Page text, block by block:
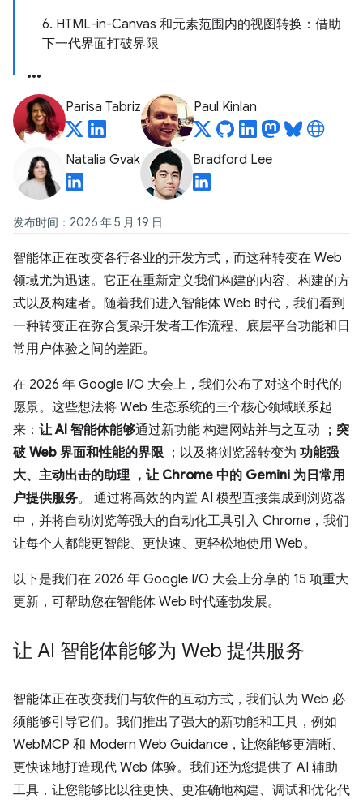
6. HTML-in-Canvas 和元素范围内的视图转换：借助
下一代界面打破界限
Parisa Tabriz Paul Kinlan
Natalia Gvak Bradford Lee
发布时间：2026 年 5 月 19 日
智能体正在改变各行各业的开发方式，而这种转变在 Web
领域尤为迅速。它正在重新定义我们构建的内容、构建的方
式以及构建者。随着我们进入智能体 Web 时代，我们看到
一种转变正在弥合复杂开发者工作流程、底层平台功能和日
常用户体验之间的差距。
在 2026 年 Google I/O 大会上，我们公布了对这个时代的
愿景。这些想法将 Web 生态系统的三个核心领域联系起
来： 让 AI 智能体能够通过新功能 构建网站并与之互动 ；突
破 Web 界面和性能的界限；以及将浏览器转变为 功能强
大、主动出击的助理 ，让 Chrome 中的 Gemini 为日常用
户提供服务。 通过将高效的内置 AI 模型直接集成到浏览器
中，并将自动浏览等强大的自动化工具引入 Chrome，我们
让每个人都能更智能、更快速、更轻松地使用 Web。
以下是我们在 2026 年 Google I/O 大会上分享的 15 项重大
更新，可帮助您在智能体 Web 时代蓬勃发展。
让 AI 智能体能够为 Web 提供服务
智能体正在改变我们与软件的互动方式，我们认为 Web 必
须能够引导它们。我们推出了强大的新功能和工具，例如
WebMCP 和 Modern Web Guidance，让您能够更清晰、
更快速地打造现代 Web 体验。我们还为您提供了 AI 辅助
工具，让您能够比以往更快、更准确地构建、调试和优化代